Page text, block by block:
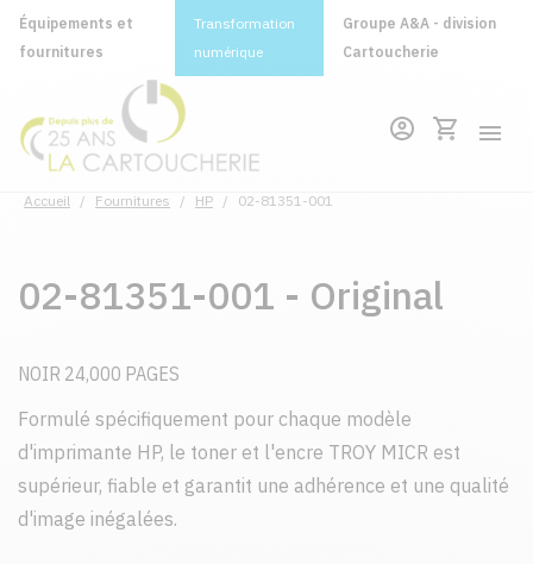
Équipements et
fournitures
Transformation
numérique
Groupe A&A - division
Cartoucherie
Accueil / Fournitures / HP / 02-81351-001
02-81351-001 - Original
NOIR 24,000 PAGES
Formulé spécifiquement pour chaque modèle
d'imprimante HP, le toner et l'encre TROY MICR est
supérieur, fiable et garantit une adhérence et une qualité
d'image inégalées.